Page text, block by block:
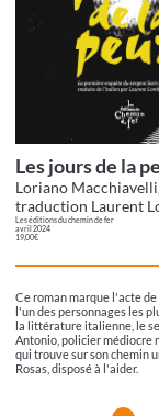
Les jours de la
Loriano
traduction Laurent
Les éditions du chemin de fer
avril 2024
19,00€
Ce roman marque l'acte de
l'un des personnages les
la littérature italienne, le
Antonio, policier médiocre
qui trouve sur son chemin
Rosas, disposé à l'aider.